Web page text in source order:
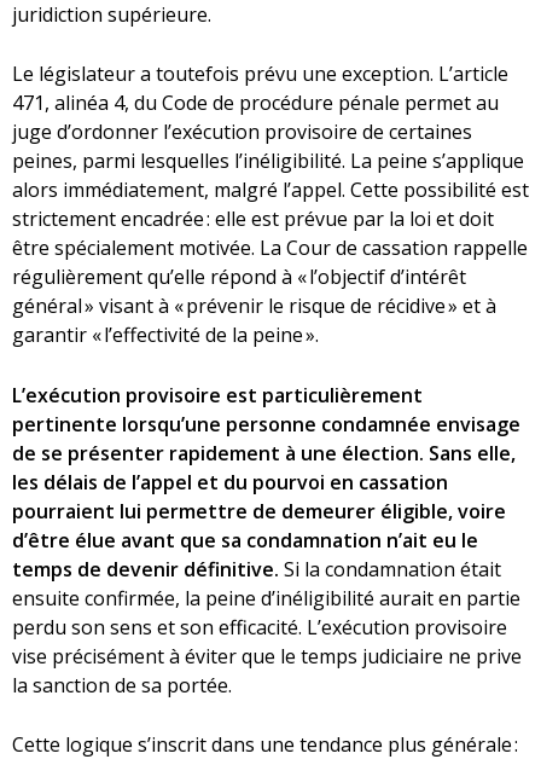
juridiction supérieure.
Le législateur a toutefois prévu une exception. L’article
471, alinéa 4, du Code de procédure pénale permet au
juge d’ordonner l’exécution provisoire de certaines
peines, parmi lesquelles l’inéligibilité. La peine s’applique
alors immédiatement, malgré l’appel. Cette possibilité est
strictement encadrée : elle est prévue par la loi et doit
être spécialement motivée. La Cour de cassation rappelle
régulièrement qu’elle répond à « l’objectif d’intérêt
général » visant à « prévenir le risque de récidive » et à
garantir « l’effectivité de la peine ».
L’exécution provisoire est particulièrement
pertinente lorsqu’une personne condamnée envisage
de se présenter rapidement à une élection. Sans elle,
les délais de l’appel et du pourvoi en cassation
pourraient lui permettre de demeurer éligible, voire
d’être élue avant que sa condamnation n’ait eu le
temps de devenir définitive. Si la condamnation était
ensuite confirmée, la peine d’inéligibilité aurait en partie
perdu son sens et son efficacité. L’exécution provisoire
vise précisément à éviter que le temps judiciaire ne prive
la sanction de sa portée.
Cette logique s’inscrit dans une tendance plus générale :